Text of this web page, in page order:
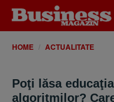
HOME ACTUALITATE
Poţi lăsa
algoritmilor?